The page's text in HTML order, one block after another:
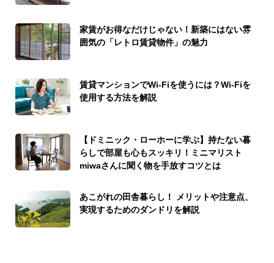
家賃がお得なだけじゃない！新築にはない雰
囲気の「レトロ賃貸物件」の魅力
賃貸マンションでWi-Fiを使うには？Wi-Fiを
使用する方法を解説
【ドミニック・ローホーに学ぶ】持たない暮
らしで部屋も心もスッキリ！ミニマリスト
miwaさんに聞く物を手放すコツとは
あこがれの田舎暮らし！ メリットや注意点、
実現するためのダンドリを解説